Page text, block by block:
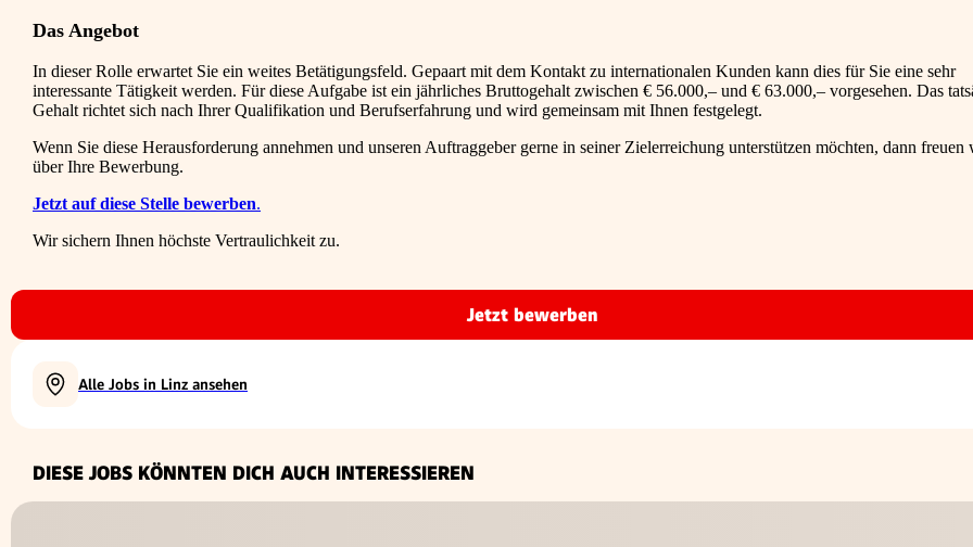
Das Angebot
In dieser Rolle erwartet Sie ein weites Betätigungsfeld. Gepaart mit dem Kontakt zu internationalen Kunden kann dies für Sie eine sehr
interessante Tätigkeit werden. Für diese Aufgabe ist ein jährliches Bruttogehalt zwischen € 56.000,– und € 63.000,– vorgesehen. Das
Gehalt richtet sich nach Ihrer Qualifikation und Berufserfahrung und wird gemeinsam mit Ihnen festgelegt.
Wenn Sie diese Herausforderung annehmen und unseren Auftraggeber gerne in seiner Zielerreichung unterstützen möchten, dann freuen
über Ihre Bewerbung.
Jetzt auf diese Stelle bewerben.
Wir sichern Ihnen höchste Vertraulichkeit zu.
Jetzt bewerben
Alle Jobs in Linz ansehen
DIESE JOBS KÖNNTEN DICH AUCH INTERESSIEREN